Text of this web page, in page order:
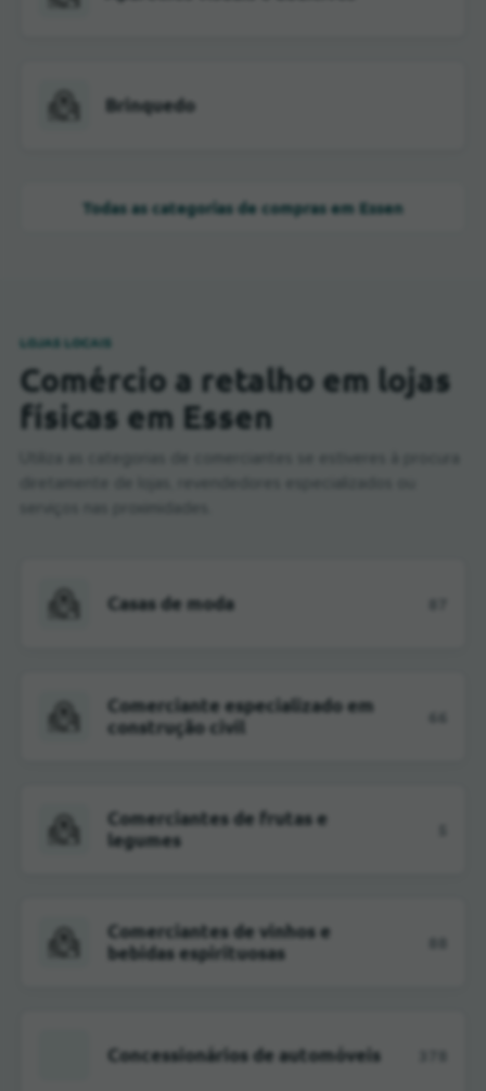
Brinquedo
Todas as categorias de compras em Essen
LOJAS LOCAIS
Comércio a retalho em lojas
físicas em Essen
Casas de moda 87
Comerciante especializado em
construção civil
66
Comerciantes de frutas e
legumes
Comerciantes de vinhos e
bebidas espirituosas
88
Concessionários de automóveis 378